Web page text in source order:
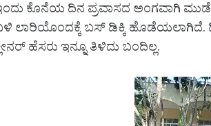
ಕೊನೆಯ ದಿನ ಪ್ರವಾಸದ ಅಂಗವಾಗಿ
ಲಾರಿಯೊಂದಕ್ಕೆ ಬಸ್ ಡಿಕ್ಕಿ ಹೊಡೆಯಲಾಗಿದೆ.
ಹೆಸರು ಇನ್ನೂ ತಿಳಿದು ಬಂದಿಲ್ಲ.